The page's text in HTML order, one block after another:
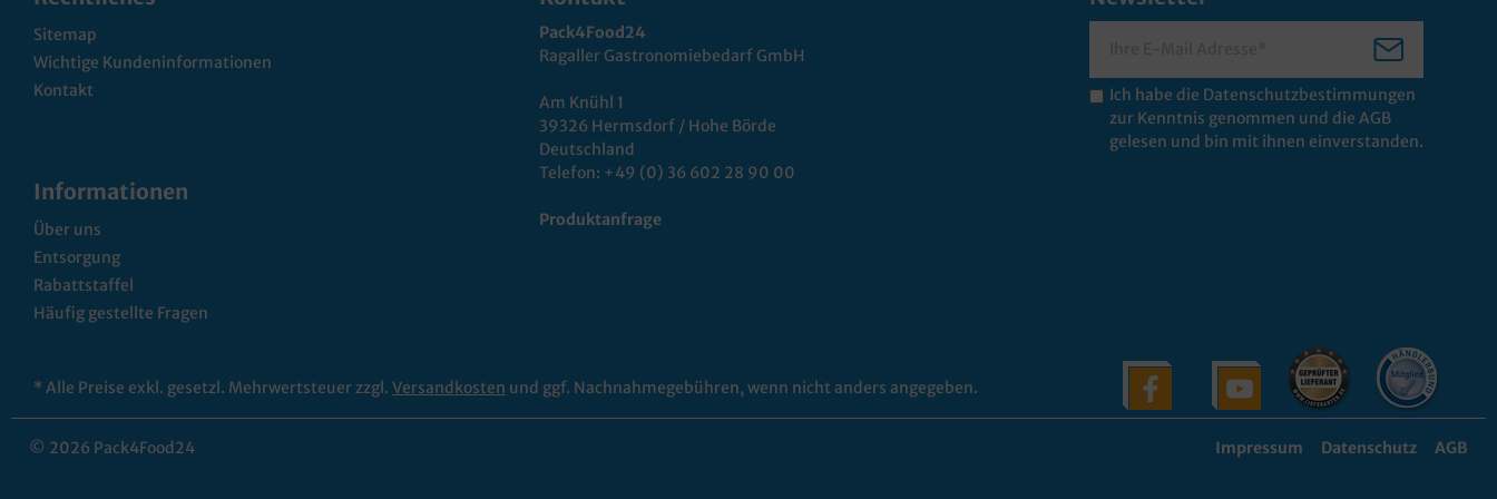
Sitemap
Wichtige Kundeninformationen
Kontakt
Informationen
Über uns
Entsorgung
Rabattstaffel
Häufig gestellte Fragen
Pack4Food24
Ragaller Gastronomiebedarf GmbH
Am Knühl 1
39326 Hermsdorf / Hohe Börde
Deutschland
Telefon: +49 (0) 36 602 28 90 00
Produktanfrage
Ich habe die Datenschutzbestimmungen
zur Kenntnis genommen und die AGB
gelesen und bin mit ihnen einverstanden.
* Alle Preise exkl. gesetzl. Mehrwertsteuer zzgl. Versandkosten und ggf. Nachnahmegebühren, wenn nicht anders angegeben.
© 2026 Pack4Food24 Impressum Datenschutz AGB